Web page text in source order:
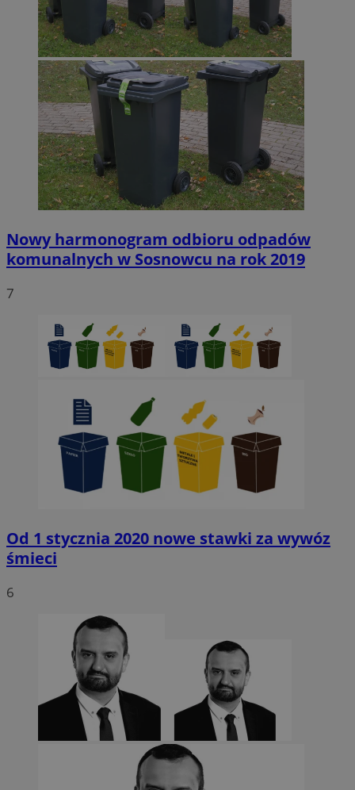
Nowy harmonogram odbioru odpadów
komunalnych w Sosnowcu na rok 2019
7
Od 1 stycznia 2020 nowe stawki za wywóz
śmieci
6